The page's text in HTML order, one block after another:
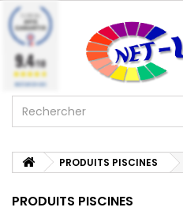
PRODUITS PISCINES
PRODUITS PISCINES
9.4/10